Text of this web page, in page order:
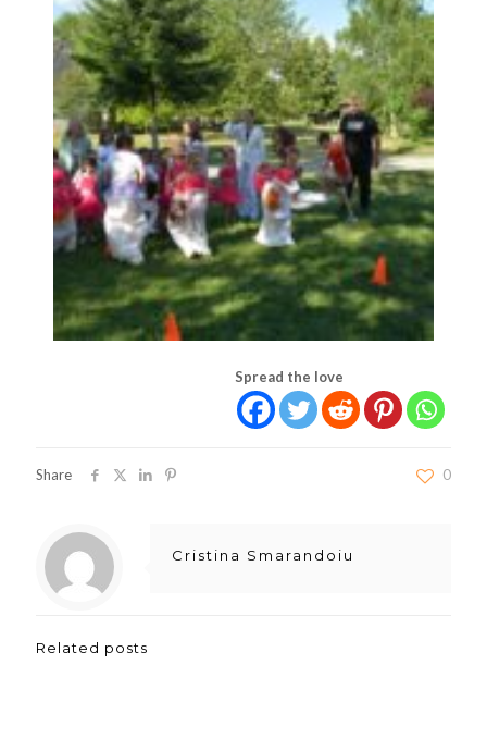
Spread the love
Share 0
Cristina Smarandoiu
Related posts